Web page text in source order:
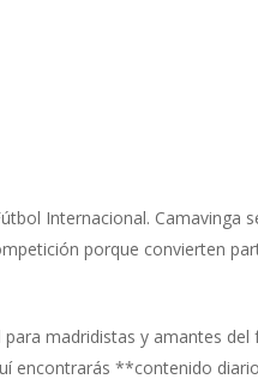
Internacional. Camavinga
porque convierten
madridistas y amantes
encontrarás **contenido